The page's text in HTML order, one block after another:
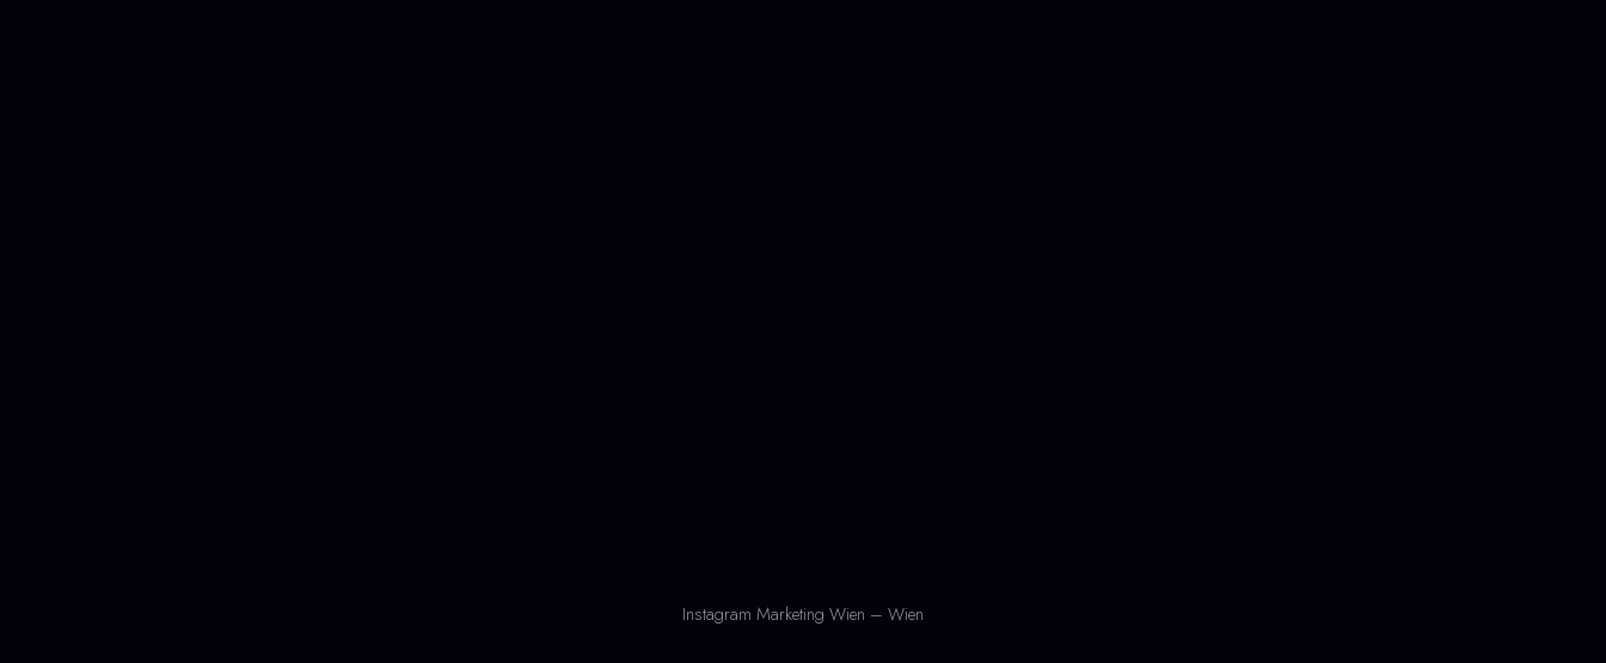
Instagram Marketing Wien – Wien